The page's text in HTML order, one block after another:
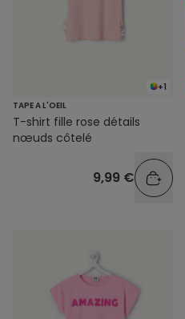
+1
TAPE A L'OEIL
T-shirt fille rose détails
nœuds côtelé
9,99 €